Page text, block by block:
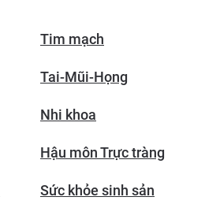
Tim mạch
Tai-Mũi-Họng
Nhi khoa
Hậu môn Trực tràng
Sức khỏe sinh sản